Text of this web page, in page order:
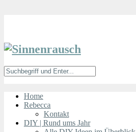
Home
Rebecca
Kontakt
DIY | Rund ums Jahr